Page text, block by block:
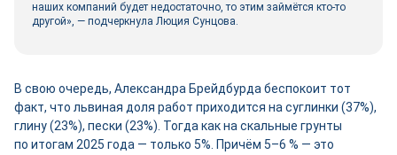
наших компаний будет недостаточно, то этим займётся кто‑то
другой», — подчеркнула Люция Сунцова.
В свою очередь, Александра Брейдбурда беспокоит тот
факт, что львиная доля работ приходится на суглинки (37%),
глину (23%), пески (23%). Тогда как на скальные грунты
по итогам 2025 года — только 5%. Причём 5–6 % — это